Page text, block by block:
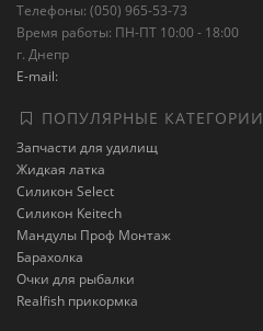
Телефоны: (050) 965-53-73
Время работы: ПН-ПТ 10:00 - 18:00
г. Днепр
E-mail:
ПОПУЛЯРНЫЕ КАТЕГОРИИ
Запчасти для удилищ
Жидкая латка
Силикон Select
Силикон Keitech
Мандулы Проф Монтаж
Барахолка
Очки для рыбалки
Realfish прикормка